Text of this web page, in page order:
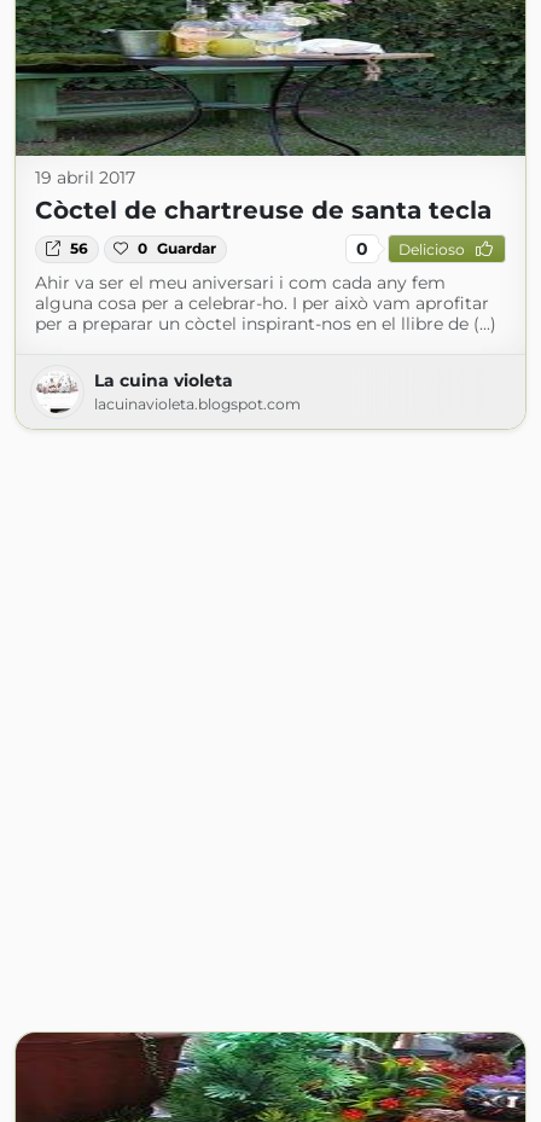
19 abril 2017
Còctel de chartreuse de santa tecla
56 0 Guardar 0 Delicioso
Ahir va ser el meu aniversari i com cada any fem
alguna cosa per a celebrar-ho. I per això vam aprofitar
per a preparar un còctel inspirant-nos en el llibre de (...)
La cuina violeta
lacuinavioleta.blogspot.com